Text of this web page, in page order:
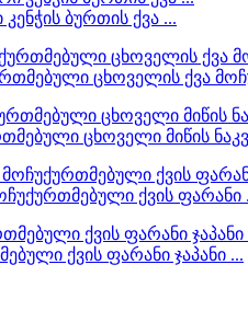
ბურთის ქვა ...
ცხოველის ქვა
ცხოველი მიწის
ქვის ფარანი
ქვის ფარანი ჯაპანი ...